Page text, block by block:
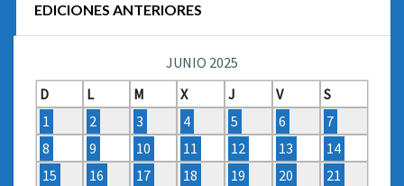
EDICIONES ANTERIORES
JUNIO 2025
D
L M X J V
S
1
2 3 4 5 6
7
8
9 10 11 12 13
14
15
16 17 18 19 20
21